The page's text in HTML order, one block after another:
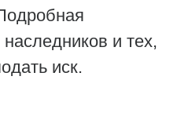
и тех,
иск.